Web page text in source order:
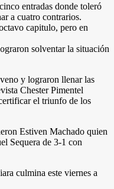
entradas donde toleró
a cuatro contrarios.
capitulo, pero en
solventar la situación
y lograron llenar las
Chester Pimentel
el triunfo de los
Estiven Machado quien
Sequera de 3-1 con
culmina este viernes a